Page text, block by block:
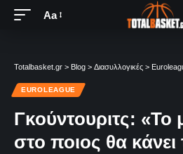
Aa
Totalbasket.gr > Blog > Διασυλλογικές >
EUROLEAGUE
Γκούντουριτς: «Το
στο ποιος θα κάνει